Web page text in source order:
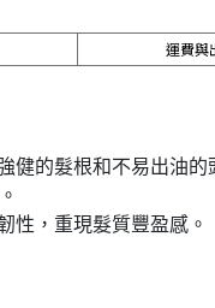
運費與
健的髮根和不易出油的
性，重現髮質豐盈感。